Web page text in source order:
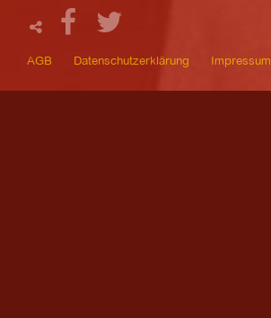
AGB Datenschutzerklärung Impressum